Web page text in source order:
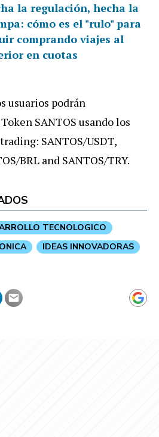
la regulación, hecha la
cómo es el "rulo" para
comprando viajes al
en cuotas
usuarios podrán
SANTOS usando los
SANTOS/USDT,
BRL and SANTOS/TRY.
TECNOLOGICO
IDEAS INNOVADORAS